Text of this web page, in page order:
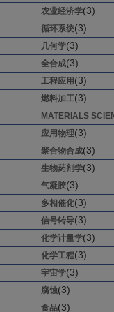
农业经济学(3)
循环系统(3)
几何学(3)
全合成(3)
工程应用 (3)
燃料加工(3)
MATERIALS
应用物理(3)
聚合物合成(3)
生物药剂学(3)
气凝胶(3)
多相催化(3)
信号转导(3)
化学计量学(3)
化学工程(3)
宇宙学(3)
腐蚀(3)
食品(3)